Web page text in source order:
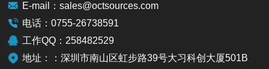
E-mail：sales@octsources.com
电话：0755-26738591
工作QQ：258482529
地址：：深圳市南山区虹步路39号大习科创大厦501B